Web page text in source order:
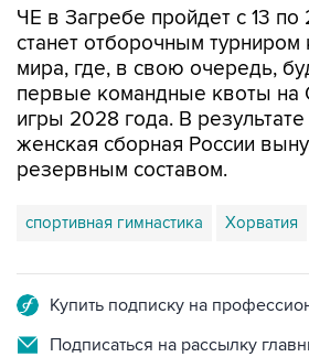
ЧЕ в Загребе пройдет с 13 по
станет отборочным турниром
мира, где, в свою очередь,
первые командные квоты на
игры 2028 года. В
женская сборная России
резервным составом.
спортивная гимнастика Хорватия
Купить подписку на
Подписаться на рассылку